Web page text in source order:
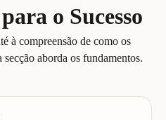
o Sucesso
à compreensão de como os
secção aborda os fundamentos.